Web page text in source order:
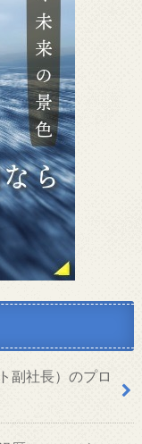
副社長）のプロ